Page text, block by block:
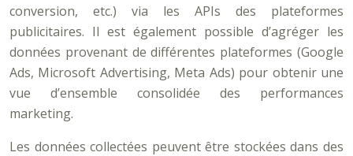
conversion, etc.) via les APIs des plateformes
publicitaires. Il est également possible d’agréger les
données provenant de différentes plateformes (Google
Ads, Microsoft Advertising, Meta Ads) pour obtenir une
vue d’ensemble consolidée des performances
marketing.
Les données collectées peuvent être stockées dans des